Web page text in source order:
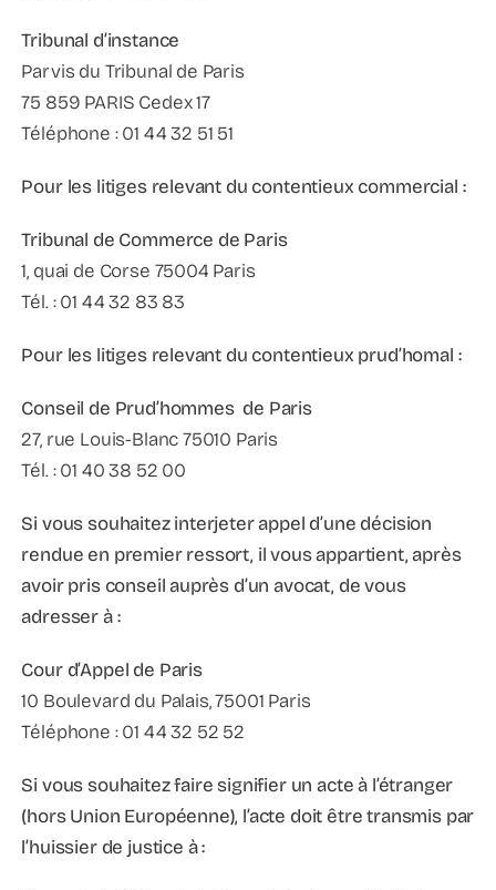
Tribunal d’instance
Parvis du Tribunal de Paris
75 859 PARIS Cedex 17
Téléphone : 01 44 32 51 51
Pour les litiges relevant du contentieux commercial :
Tribunal de Commerce de Paris
1, quai de Corse 75004 Paris
Tél. : 01 44 32 83 83
Pour les litiges relevant du contentieux prud’homal :
Conseil de Prud’hommes de Paris
27, rue Louis-Blanc 75010 Paris
Tél. : 01 40 38 52 00
Si vous souhaitez interjeter appel d’une décision
rendue en premier ressort, il vous appartient, après
avoir pris conseil auprès d’un avocat, de vous
adresser à :
Cour d’Appel de Paris
10 Boulevard du Palais, 75001 Paris
Téléphone : 01 44 32 52 52
Si vous souhaitez faire signifier un acte à l’étranger
(hors Union Européenne), l’acte doit être transmis par
l’huissier de justice à :